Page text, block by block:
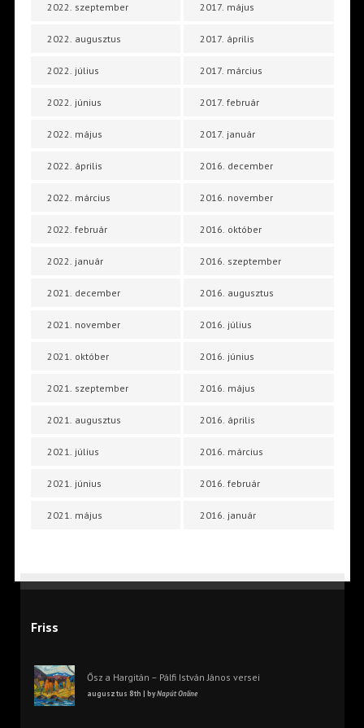
2022. szeptember
2022. augusztus
2022. július
2022. június
2022. május
2022. április
2022. március
2022. február
2022. január
2021. december
2021. november
2021. október
2021. szeptember
2021. augusztus
2021. július
2021. június
2021. május
2017. május
2017. április
2017. március
2017. február
2017. január
2016. december
2016. november
2016. október
2016. szeptember
2016. augusztus
2016. július
2016. június
2016. május
2016. április
2016. március
2016. február
2016. január
Friss
Ősz a Hargitán – Pálfi István János versei
augusztus 8th | byNapút Online